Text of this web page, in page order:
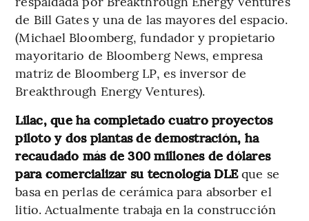
de Bill Gates y una de las mayores del espacio.
(Michael Bloomberg, fundador y propietario
mayoritario de Bloomberg News, empresa
matriz de Bloomberg LP, es inversor de
Breakthrough Energy Ventures).
Lilac, que ha completado cuatro proyectos
piloto y dos plantas de demostración, ha
recaudado más de 300 millones de dólares
para comercializar su tecnología DLEque se
basa en perlas de cerámica para absorber el
litio. Actualmente trabaja en la construcción